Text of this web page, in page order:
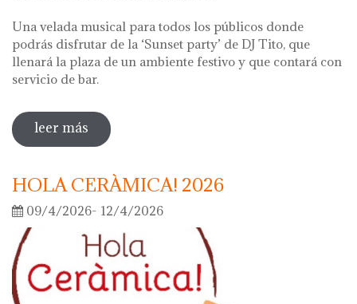
Una velada musical para todos los públicos donde
podrás disfrutar de la ‘Sunset party’ de DJ Tito, que
llenará la plaza de un ambiente festivo y que contará con
servicio de bar.
leer más sobre noche de los museos 2026
HOLA CERÀMICA! 2026
09/4/2026- 12/4/2026